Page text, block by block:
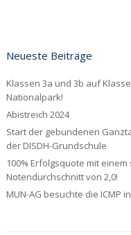
Neueste Beiträge
Klassen 3a und 3b auf
Nationalpark!
Abistreich 2024
Start der gebundenen
der DISDH-Grundschule
100% Erfolgsquote mit
Notendurchschnitt von 2,0!
MUN-AG besuchte die ICMP